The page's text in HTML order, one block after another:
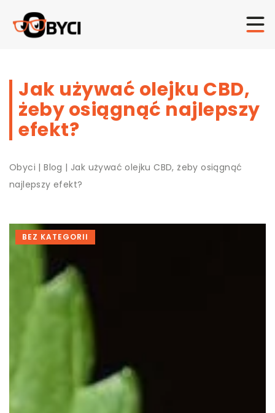
Jak używać olejku CBD,
żeby osiągnąć najlepszy
efekt?
Obyci |Blog | Jak używać olejku CBD, żeby osiągnąć
najlepszy efekt?
BEZ KATEGORII